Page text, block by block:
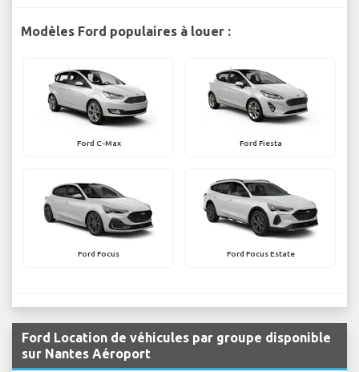
Modèles Ford populaires à louer :
Ford C-Max Ford Fiesta
Ford Focus Ford Focus Estate
Ford Location de véhicules par groupe disponible
sur Nantes Aéroport